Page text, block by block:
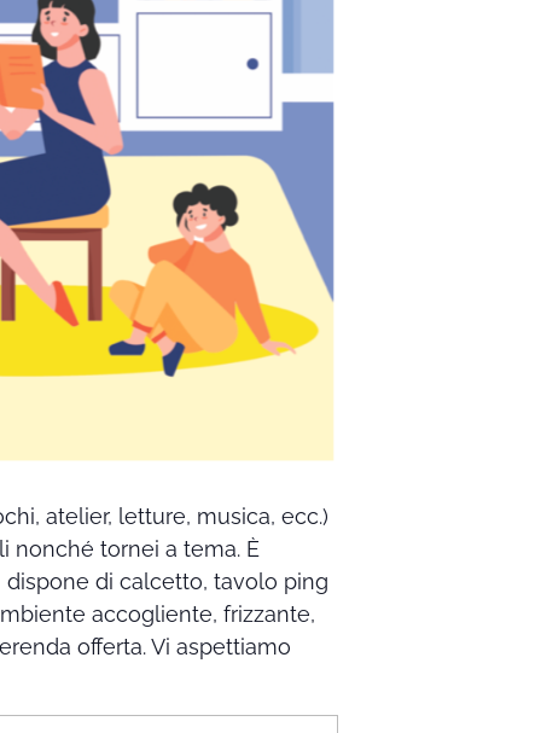
atelier, letture, musica, ecc.)
tornei a tema. È
di calcetto, tavolo ping
accogliente, frizzante,
offerta. Vi aspettiamo